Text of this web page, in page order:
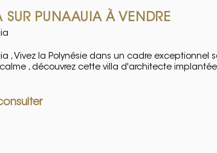
SUR PUNAAUIA À VENDRE
, Vivez la Polynésie dans un cadre exceptionnel
, découvrez cette villa d'architecte